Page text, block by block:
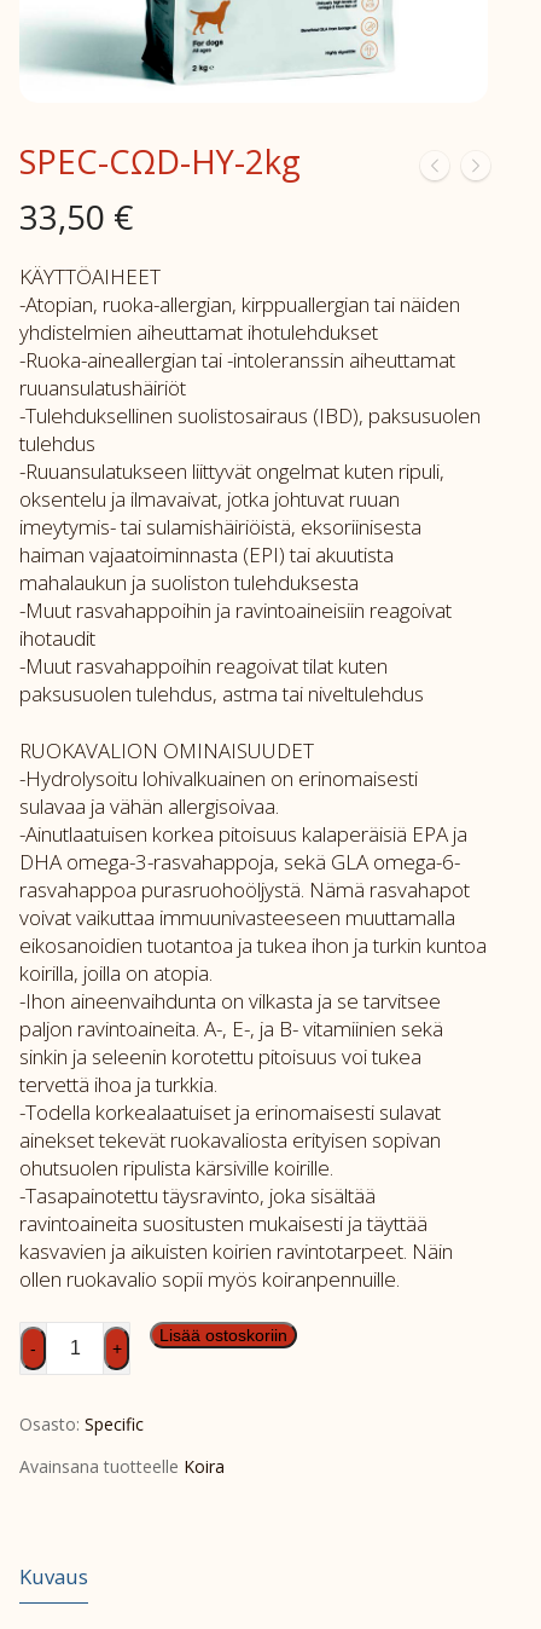
SPEC-CΩD-HY-2kg
33,50 €
KÄYTTÖAIHEET
-Atopian, ruoka-allergian, kirppuallergian tai näiden
yhdistelmien aiheuttamat ihotulehdukset
-Ruoka-aineallergian tai -intoleranssin aiheuttamat
ruuansulatushäiriöt
-Tulehduksellinen suolistosairaus (IBD), paksusuolen
tulehdus
-Ruuansulatukseen liittyvät ongelmat kuten ripuli,
oksentelu ja ilmavaivat, jotka johtuvat ruuan
imeytymis- tai sulamishäiriöistä, eksoriinisesta
haiman vajaatoiminnasta (EPI) tai akuutista
mahalaukun ja suoliston tulehduksesta
-Muut rasvahappoihin ja ravintoaineisiin reagoivat
ihotaudit
-Muut rasvahappoihin reagoivat tilat kuten
paksusuolen tulehdus, astma tai niveltulehdus
RUOKAVALION OMINAISUUDET
-Hydrolysoitu lohivalkuainen on erinomaisesti
sulavaa ja vähän allergisoivaa.
-Ainutlaatuisen korkea pitoisuus kalaperäisiä EPA ja
DHA omega-3-rasvahappoja, sekä GLA omega-6-
rasvahappoa purasruohoöljystä. Nämä rasvahapot
voivat vaikuttaa immuunivasteeseen muuttamalla
eikosanoidien tuotantoa ja tukea ihon ja turkin kuntoa
koirilla, joilla on atopia.
-Ihon aineenvaihdunta on vilkasta ja se tarvitsee
paljon ravintoaineita. A-, E-, ja B- vitamiinien sekä
sinkin ja seleenin korotettu pitoisuus voi tukea
tervettä ihoa ja turkkia.
-Todella korkealaatuiset ja erinomaisesti sulavat
ainekset tekevät ruokavaliosta erityisen sopivan
ohutsuolen ripulista kärsiville koirille.
-Tasapainotettu täysravinto, joka sisältää
ravintoaineita suositusten mukaisesti ja täyttää
kasvavien ja aikuisten koirien ravintotarpeet. Näin
ollen ruokavalio sopii myös koiranpennuille.
SPEC-
CΩD-
2kg
määrä
- +
Lisää ostoskoriin
Osasto: Specific
Avainsana tuotteelle Koira
Kuvaus